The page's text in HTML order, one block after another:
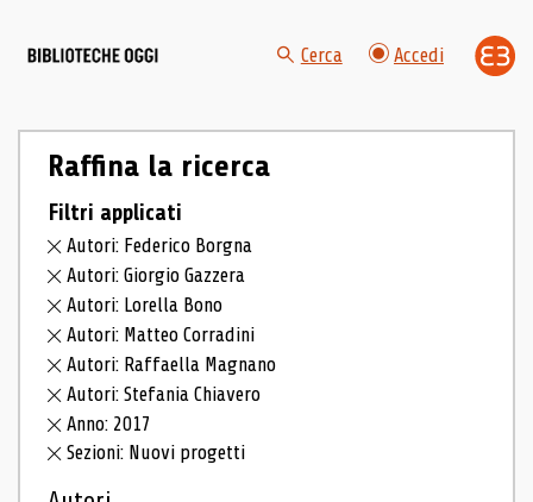
Cerca Accedi
Raffina la ricerca
Filtri applicati
Autori: Federico Borgna
Autori: Giorgio Gazzera
Autori: Lorella Bono
Autori: Matteo Corradini
Autori: Raffaella Magnano
Autori: Stefania Chiavero
Anno: 2017
Sezioni: Nuovi progetti